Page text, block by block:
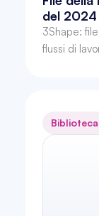
del 2024
3Shape:
flussi di
Biblioteca